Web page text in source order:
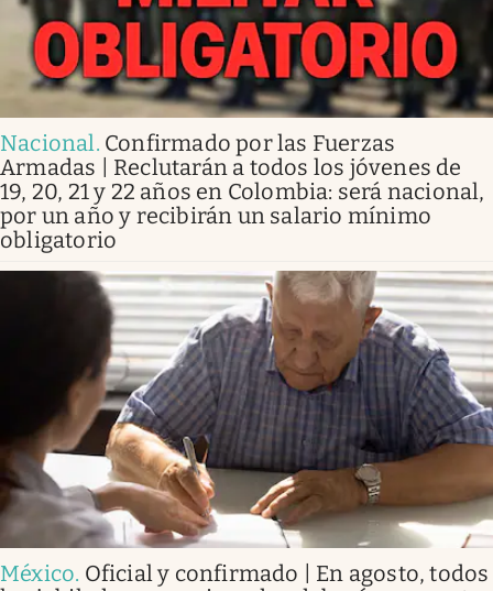
Nacional. Confirmado por las Fuerzas
Armadas | Reclutarán a todos los jóvenes de
19, 20, 21 y 22 años en Colombia: será nacional,
por un año y recibirán un salario mínimo
obligatorio
México. Oficial y confirmado | En agosto, todos